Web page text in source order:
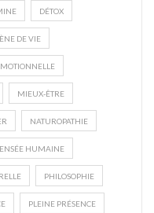
DÉTOX
DE VIE
MIEUX-ÊTRE
NATUROPATHIE
HUMAINE
PHILOSOPHIE
PLEINE PRÉSENCE